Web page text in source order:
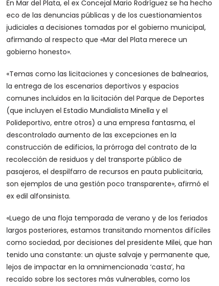
En Mar del Plata, el ex Concejal Mario Rodríguez se ha hecho
eco de las denuncias públicas y de los cuestionamientos
judiciales a decisiones tomadas por el gobierno municipal,
afirmando al respecto que «Mar del Plata merece un
gobierno honesto».
«Temas como las licitaciones y concesiones de balnearios,
la entrega de los escenarios deportivos y espacios
comunes incluidos en la licitación del Parque de Deportes
(que incluyen el Estadio Mundialista Minella y el
Polideportivo, entre otros) a una empresa fantasma, el
descontrolado aumento de las excepciones en la
construcción de edificios, la prórroga del contrato de la
recolección de residuos y del transporte público de
pasajeros, el despilfarro de recursos en pauta publicitaria,
son ejemplos de una gestión poco transparente», afirmó el
ex edil alfonsinista.
«Luego de una floja temporada de verano y de los feriados
largos posteriores, estamos transitando momentos difíciles
como sociedad, por decisiones del presidente Milei, que han
tenido una constante: un ajuste salvaje y permanente que,
lejos de impactar en la omnimencionada ‘casta’, ha
recaído sobre los sectores más vulnerables, como los